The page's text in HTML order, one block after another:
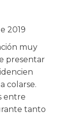
2019
muy
presentar
colarse.
entre
tanto